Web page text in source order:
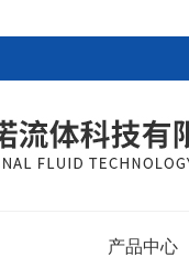
产品中心